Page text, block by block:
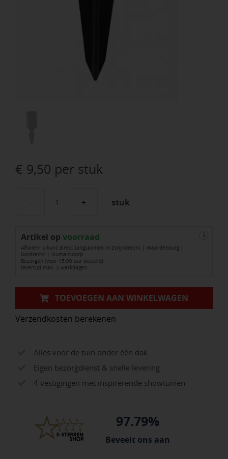
€ 9,50 per stuk
Spike
aantal
stuk
Artikel op voorraad
Afhalen: u kunt direct langskomen in Zwijndrecht | Waardenburg |
Dordrecht | Numansdorp
Bezorgen (voor 15:00 uur besteld):
levertijd max. 2 werkdagen
i
TOEVOEGEN AAN WINKELWAGEN
Verzendkosten berekenen
Alles voor de tuin onder één dak
Eigen bezorgdienst & snelle levering
4 vestigingen met inspirerende showtuinen
97.79%
Beveelt ons aan